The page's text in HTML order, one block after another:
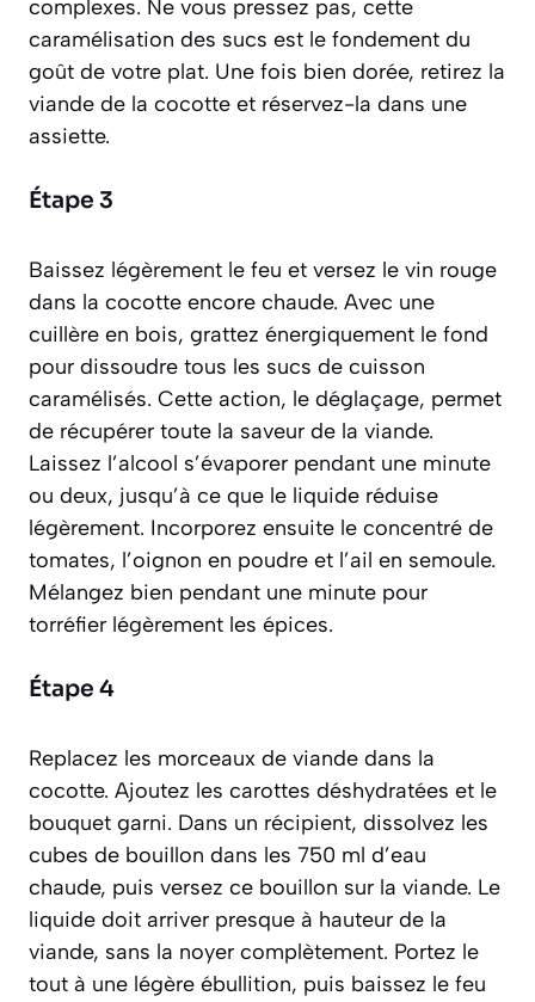
complexes. Ne vous pressez pas, cette
caramélisation des sucs est le fondement du
goût de votre plat. Une fois bien dorée, retirez la
viande de la cocotte et réservez-la dans une
assiette.
Étape 3
Baissez légèrement le feu et versez le vin rouge
dans la cocotte encore chaude. Avec une
cuillère en bois, grattez énergiquement le fond
pour dissoudre tous les sucs de cuisson
caramélisés. Cette action, le déglaçage, permet
de récupérer toute la saveur de la viande.
Laissez l’alcool s’évaporer pendant une minute
ou deux, jusqu’à ce que le liquide réduise
légèrement. Incorporez ensuite le concentré de
tomates, l’oignon en poudre et l’ail en semoule.
Mélangez bien pendant une minute pour
torréfier légèrement les épices.
Étape 4
Replacez les morceaux de viande dans la
cocotte. Ajoutez les carottes déshydratées et le
bouquet garni. Dans un récipient, dissolvez les
cubes de bouillon dans les 750 ml d’eau
chaude, puis versez ce bouillon sur la viande. Le
liquide doit arriver presque à hauteur de la
viande, sans la noyer complètement. Portez le
tout à une légère ébullition, puis baissez le feu